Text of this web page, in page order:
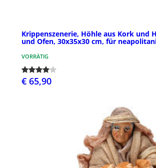
Krippenszenerie, Höhle aus Kork und
und Ofen, 30x35x30 cm, für
VORRÄTIG
€ 65,90